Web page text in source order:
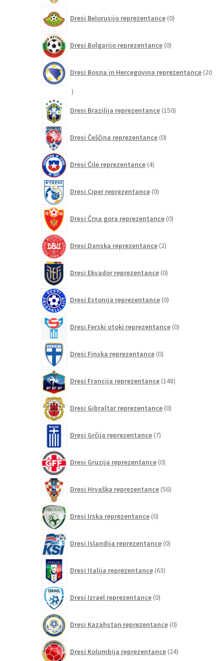
Dresi Belorusijo reprezentance 0izdelkov
Dresi Bolgarijo reprezentance 0izdelkov
Dresi Bosna in Hercegovina reprezentance 20
20
Dresi Brazilija reprezentance 150izdelkov
Dresi Češčina reprezentance 0izdelkov
Dresi Čile reprezentance 4izdelki
Dresi Ciper reprezentance 0izdelkov
Dresi Črna gora reprezentance 0izdelkov
Dresi Danska reprezentance 2izdelka
Dresi Ekvador reprezentance 0izdelkov
Dresi Estonija reprezentance 0izdelkov
Dresi Ferski otoki reprezentance 0izdelkov
Dresi Finska reprezentance 0izdelkov
Dresi Francija reprezentance 148izdelkov
Dresi Gibraltar reprezentance 0izdelkov
Dresi Grčija reprezentance 7izdelkov
Dresi Gruzija reprezentance 0izdelkov
Dresi Hrvaška reprezentance 56izdelkov
Dresi Irska reprezentance 0izdelkov
Dresi Islandija reprezentance 0izdelkov
Dresi Italija reprezentance 63izdelkov
Dresi Izrael reprezentance 0izdelkov
Dresi Kazahstan reprezentance 0izdelkov
Dresi Kolumbija reprezentance 24izdelkov